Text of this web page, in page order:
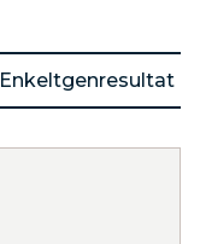
Enkeltgenresultat